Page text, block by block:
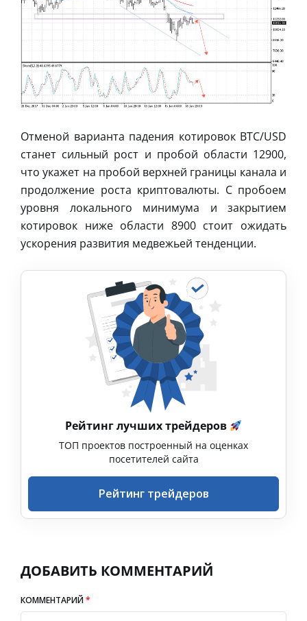
Отменой варианта падения котировок BTC/USD
станет сильный рост и пробой области 12900,
что укажет на пробой верхней границы канала и
продолжение роста криптовалюты. С пробоем
уровня локального минимума и закрытием
котировок ниже области 8900 стоит ожидать
ускорения развития медвежьей тенденции.
Рейтинг лучших трейдеров
ТОП проектов построенный на оценках
посетителей сайта
Рейтинг трейдеров
ДОБАВИТЬ КОММЕНТАРИЙ
КОММЕНТАРИЙ*